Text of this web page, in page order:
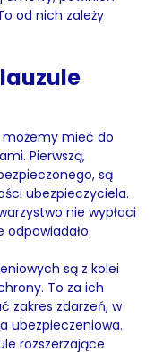
od nich zależy
możemy mieć do
Pierwszą,
są
ubezpieczyciela.
nie wypłaci
odpowiadało.
są z kolei
To za ich
zakres zdarzeń, w
ubezpieczeniowa.
rozszerzające